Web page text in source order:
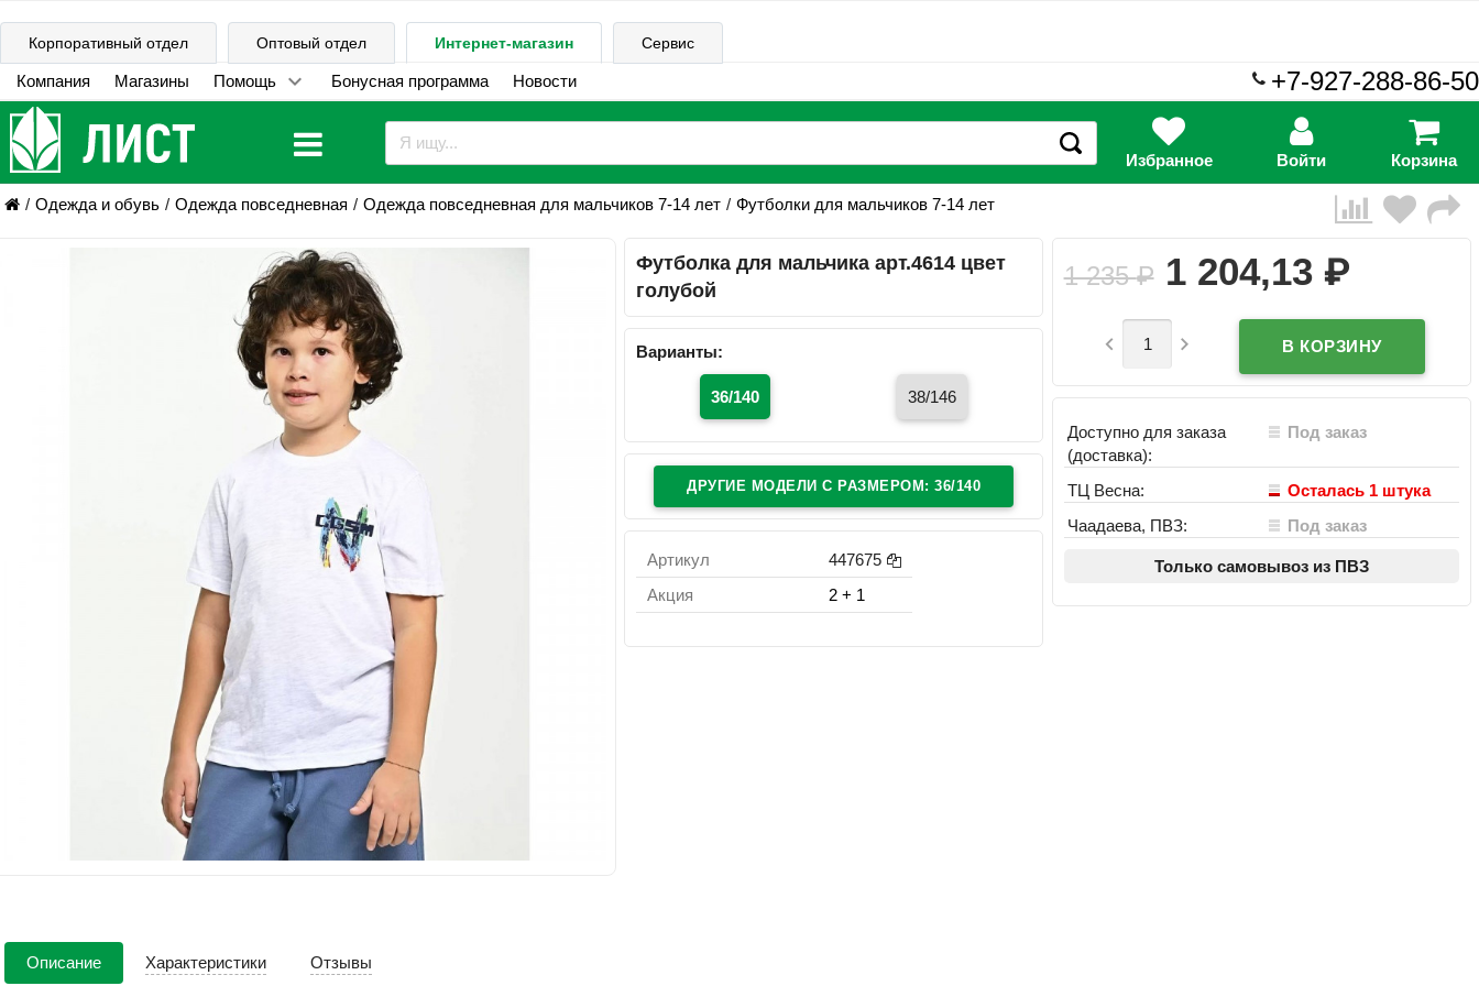
Корпоративный отдел Оптовый отдел Интернет-магазин Сервис
Компания Магазины Помощь Бонусная программа Новости +7-927-288-86-50
Избранное Войти Корзина
Одежда и обувь Одежда повседневная Одежда повседневная для мальчиков 7-14 лет Футболки для мальчиков 7-14 лет
Футболка для мальчика арт.4614 цвет
голубой
Варианты:
36/140 38/146
ДРУГИЕ МОДЕЛИ C РАЗМЕРОМ: 36/140
Артикул
447675
Акция
2 + 1
1 235₽ 1 204,13 ₽
 
Доступно для заказа
(доставка):
Под заказ
ТЦ Весна:
Осталась 1 штука
Чаадаева, ПВЗ:
Под заказ
Только самовывоз из ПВЗ
Описание Характеристики Отзывы